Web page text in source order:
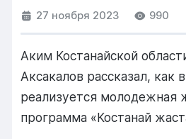
27 ноября 2023 990
Аким Костанайской
Аксакалов рассказал, как
реализуется молодежная
программа «Костанай